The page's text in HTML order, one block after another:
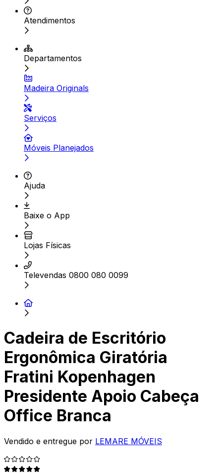
Atendimentos
Departamentos
Madeira Originals
Serviços
Móveis Planejados
Ajuda
Baixe o App
Lojas Físicas
Televendas 0800 080 0099
Cadeira de Escritório
Ergonômica Giratória
Fratini Kopenhagen
Presidente Apoio Cabeça
Office Branca
Vendido e entregue por LEMARE MÓVEIS